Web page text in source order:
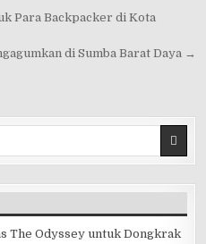
Para Backpacker di Kota
di Sumba Barat Daya →
The Odyssey untuk Dongkrak